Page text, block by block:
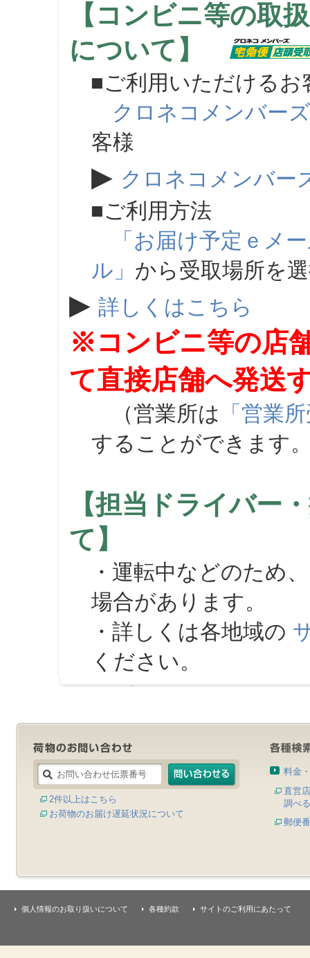
【コンビニ等の取
について】
■ご利用いただけるお
クロネコメンバーズ
客様
▶ クロネコメンバー
■ご利用方法
「お届け予定ｅメ
ル」 から受取場所を
▶ 詳しくはこちら
※コンビニ等の店
て直接店舗へ発送
（営業所は 「営業
することができます
【担当ドライバー
て】
・運転中などのため
場合があります。
・詳しくは各地域の
ください。
2件以上はこちら
お荷物のお届け遅延状況について
料金
直営
調べる
郵便
個人情報のお取り扱いについて 各種約款 サイトのご利用にあたって